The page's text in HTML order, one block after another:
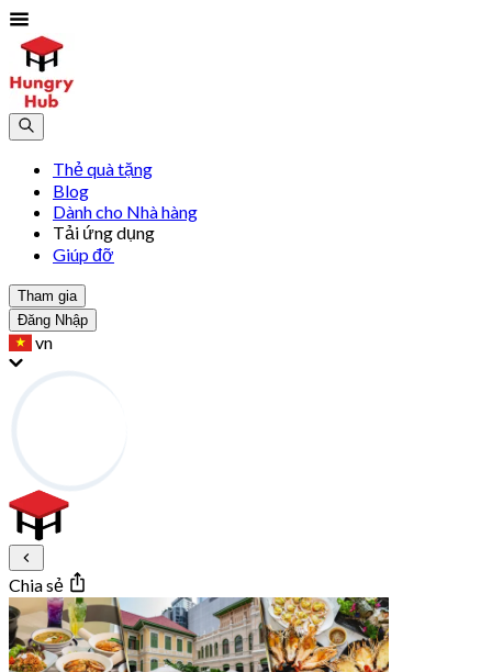
Thẻ quà tặng
Blog
Dành cho Nhà hàng
Tải ứng dụng
Giúp đỡ
Tham gia
Đăng Nhập
vn
Chia sẻ